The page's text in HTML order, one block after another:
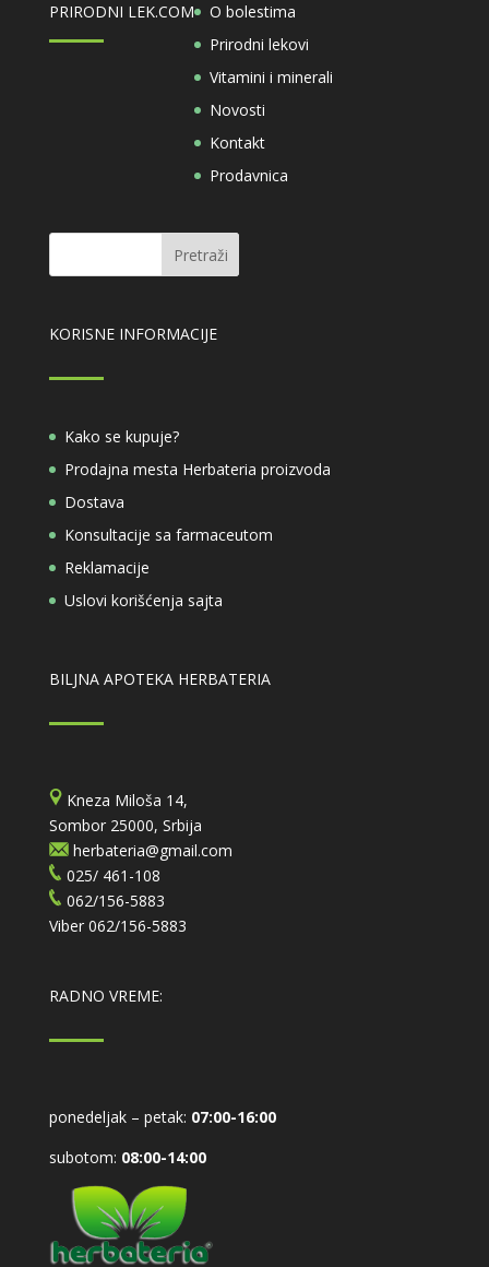
PRIRODNI LEK.COM
O bolestima
Prirodni lekovi
Vitamini i minerali
Novosti
Kontakt
Prodavnica
KORISNE INFORMACIJE
Kako se kupuje?
Prodajna mesta Herbateria proizvoda
Dostava
Konsultacije sa farmaceutom
Reklamacije
Uslovi korišćenja sajta
BILJNA APOTEKA HERBATERIA
Kneza Miloša 14,
Sombor 25000, Srbija
herbateria@gmail.com
025/ 461-108
062/156-5883
Viber 062/156-5883
RADNO VREME:
ponedeljak – petak: 07:00-16:00
subotom: 08:00-14:00